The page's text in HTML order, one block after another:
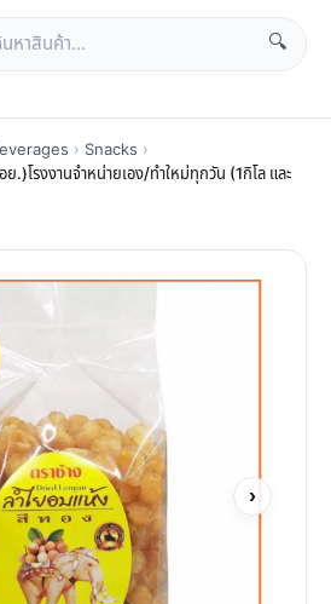
🔍
› Snacks ›
.)โรงงานจำหน่ายเอง/ทำใหม่ทุกวัน (1กิโล และ
›